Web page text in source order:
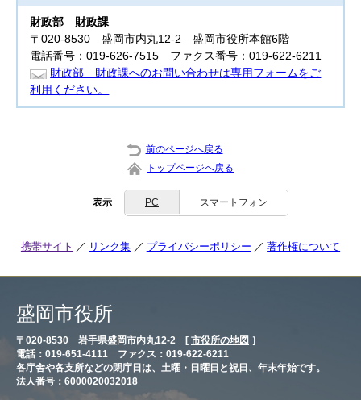
財政部 財政課
〒020-8530 盛岡市内丸12-2 盛岡市役所本館6階
電話番号：019-626-7515 ファクス番号：019-622-6211
財政部 財政課へのお問い合わせは専用フォームをご
利用ください。
前のページへ戻る
トップページへ戻る
表示 PC スマートフォン
携帯サイト リンク集 プライバシーポリシー 著作権について
盛岡市役所
〒020-8530 岩手県盛岡市内丸12-2 [ 市役所の地図 ］
電話：019-651-4111 ファクス：019-622-6211
各庁舎や各支所などの閉庁日は、土曜・日曜日と祝日、年末年始です。
法人番号：6000020032018